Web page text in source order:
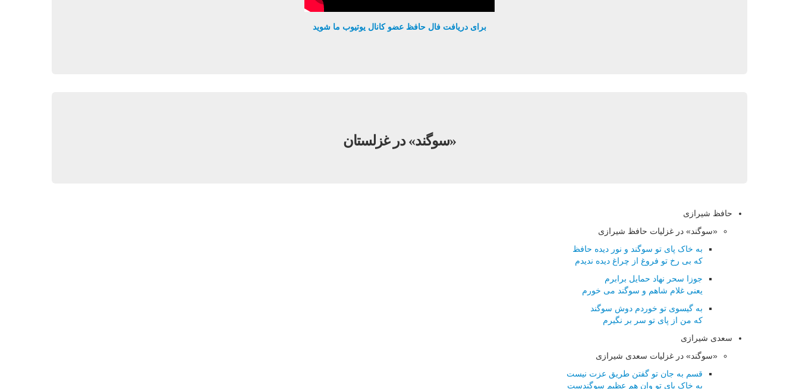
برای دریافت فال حافظ عضو کانال یوتیوب ما شوید
«سوگند» در غزلستان
حافظ شیرازی
«سوگند» در غزلیات حافظ شیرازی
به خاک پای تو سوگند و نور دیده حافظ
که بی رخ تو فروغ از چراغ دیده ندیدم
جوزا سحر نهاد حمایل برابرم
یعنی غلام شاهم و سوگند می خورم
به گیسوی تو خوردم دوش سوگند
که من از پای تو سر بر نگیرم
سعدی شیرازی
«سوگند» در غزلیات سعدی شیرازی
قسم به جان تو گفتن طریق عزت نیست
به خاک پای تو وان هم عظیم سوگندست